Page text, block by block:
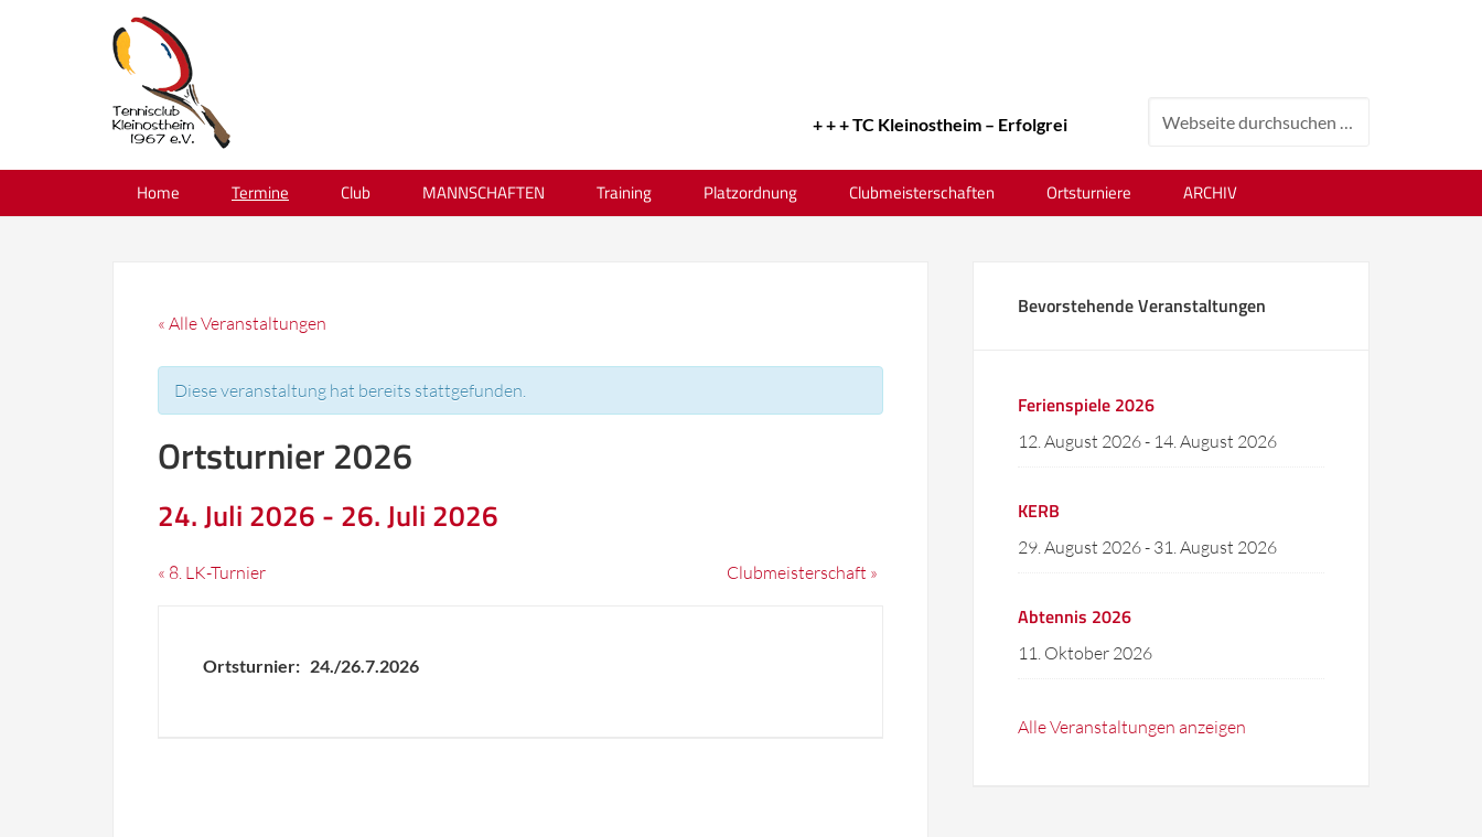
+ + + TC Kleinostheim – Erfolgreiches Tenniswochenende beim 24. Ortsvereinsturnier !
Home Termine Club MANNSCHAFTEN Training Platzordnung Clubmeisterschaften Ortsturniere ARCHIV
« Alle Veranstaltungen
Diese veranstaltung hat bereits stattgefunden.
Ortsturnier 2026
24. Juli 2026 - 26. Juli 2026
Veranstaltung
« 8. LK-Turnier Clubmeisterschaft »
Ortsturnier: 24./26.7.2026
Bevorstehende Veranstaltungen
Ferienspiele 2026
12. August 2026- 14. August 2026
KERB
29. August 2026- 31. August 2026
Abtennis 2026
11. Oktober 2026
Alle Veranstaltungen anzeigen